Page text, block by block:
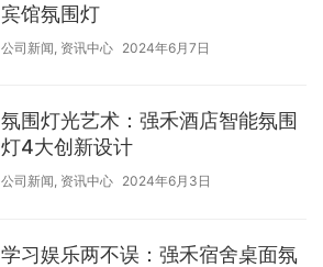
宾馆氛围灯
公司新闻 资讯中心 2024年6月7日
氛围灯光艺术：强禾酒店智能氛围
灯4大创新设计
公司新闻, 资讯中心 2024年6月3日
学习娱乐两不误：强禾宿舍桌面氛